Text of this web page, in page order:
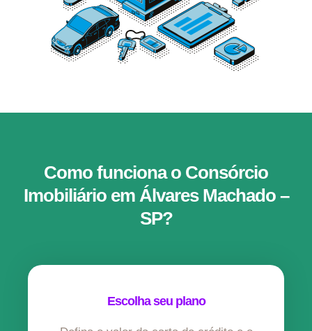
Como funciona o Consórcio
Imobiliário em Álvares Machado –
SP?
Escolha seu plano